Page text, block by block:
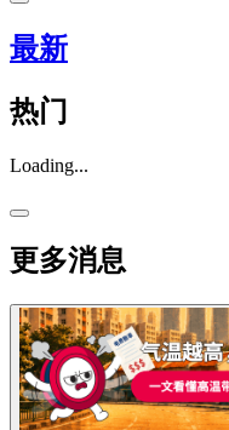
最新
热门
Loading...
更多消息